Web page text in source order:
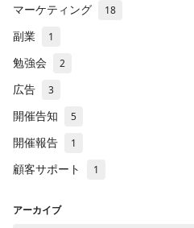
マーケティング 18
副業 1
勉強会 2
広告 3
開催告知 5
開催報告 1
顧客サポート 1
アーカイブ